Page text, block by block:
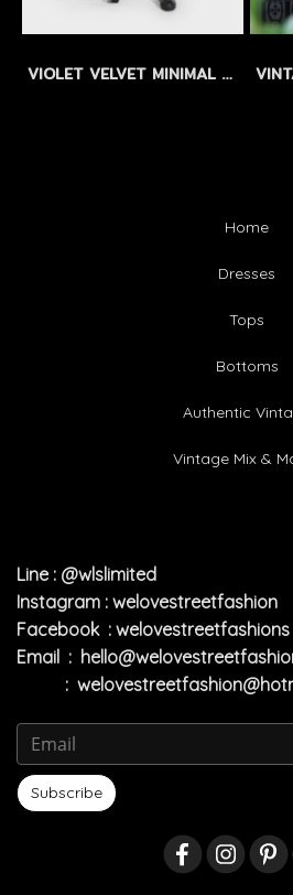
VIOLET VELVET MINIMAL DRESS by WLS - เดรสผ้าสักกะหลาดเนื้อสัมผัสกำมะหยี่ สีม่วง
Home
Dresses
Tops
Bottoms
Authentic
Vintage Mix &
Line : @wlslimited
Instagram : welovestreetfashion
Facebook : welovestreetfashions
Email :
:
Subscribe